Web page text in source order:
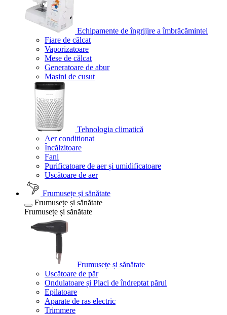
Echipamente de îngrijire a îmbrăcămintei
Fiare de călcat
Vaporizatoare
Mese de călcat
Generatoare de abur
Mașini de cusut
Tehnologia climatică
Aer conditionat
Încălzitoare
Fani
Purificatoare de aer și umidificatoare
Uscătoare de aer
Frumusețe și sănătate
Frumusețe și sănătate
Frumusețe și sănătate
Frumusețe și sănătate
Uscătoare de păr
Ondulatoare și Placi de îndreptat părul
Epilatoare
Aparate de ras electric
Trimmere